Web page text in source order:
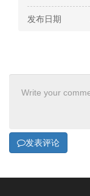
发布日期
发表评论